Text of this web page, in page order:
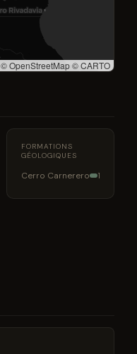
© OpenStreetMap © CARTO
FORMATIONS
GÉOLOGIQUES
Cerro Carnerero 1